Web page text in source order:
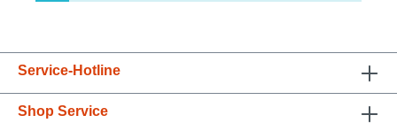
Service-Hotline
Shop Service